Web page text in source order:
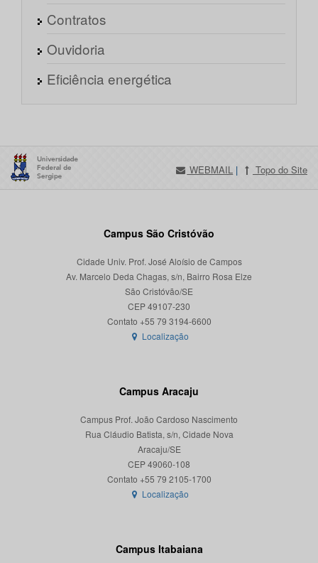
Contratos
Ouvidoria
Eficiência energética
WEBMAIL | Topo do Site
Campus São Cristóvão
Cidade Univ. Prof. José Aloísio de Campos
Av. Marcelo Deda Chagas, s/n, Bairro Rosa Elze
São Cristóvão/SE
CEP 49107-230
Localização
Campus Aracaju
Campus Prof. João Cardoso Nascimento
Rua Cláudio Batista, s/n, Cidade Nova
Aracaju/SE
CEP 49060-108
Localização
Campus Itabaiana